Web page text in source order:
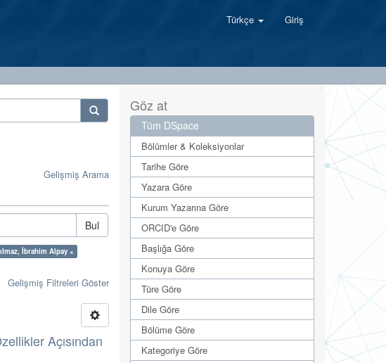
Türkçe Giriş
Gelişmiş Arama
Bul
İbrahim Alpay ×
Gelişmiş Filtreleri Göster
Açısından
Göz at
Tüm DSpace
Bölümler & Koleksiyonlar
Tarihe Göre
Yazara Göre
Kurum Yazarına Göre
ORCID'e Göre
Başlığa Göre
Konuya Göre
Türe Göre
Dile Göre
Bölüme Göre
Kategoriye Göre